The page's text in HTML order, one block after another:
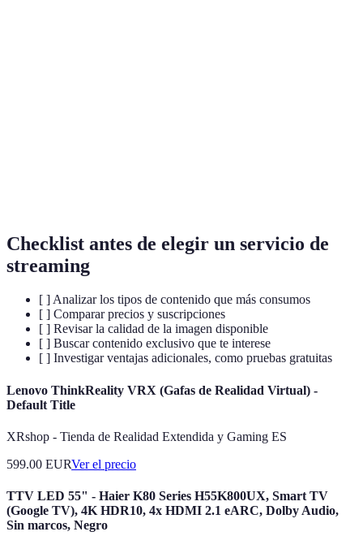
Checklist antes de elegir un servicio de
streaming
[ ] Analizar los tipos de contenido que más consumos
[ ] Comparar precios y suscripciones
[ ] Revisar la calidad de la imagen disponible
[ ] Buscar contenido exclusivo que te interese
[ ] Investigar ventajas adicionales, como pruebas gratuitas
Lenovo ThinkReality VRX (Gafas de Realidad Virtual) -
Default Title
XRshop - Tienda de Realidad Extendida y Gaming ES
599.00 EURVer el precio
TTV LED 55" - Haier K80 Series H55K800UX, Smart TV
(Google TV), 4K HDR10, 4x HDMI 2.1 eARC, Dolby Audio,
Sin marcos, Negro